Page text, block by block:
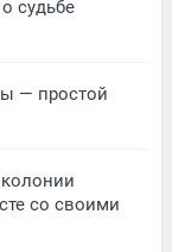
судьбе
— простой
со своими